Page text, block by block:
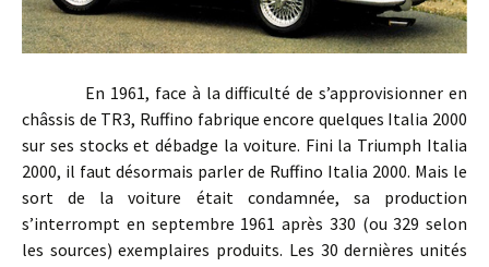
En 1961, face à la difficulté de s’approvisionner en
châssis de TR3, Ruffino fabrique encore quelques Italia 2000
sur ses stocks et débadge la voiture. Fini la Triumph Italia
2000, il faut désormais parler de Ruffino Italia 2000. Mais le
sort de la voiture était condamnée, sa production
s’interrompt en septembre 1961 après 330 (ou 329 selon
les sources) exemplaires produits. Les 30 dernières unités